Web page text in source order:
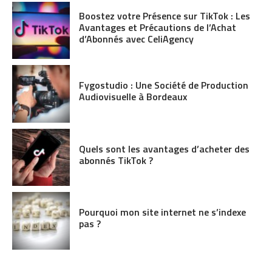
Boostez votre Présence sur TikTok : Les
Avantages et Précautions de l’Achat
d’Abonnés avec CeliAgency
Fygostudio : Une Société de Production
Audiovisuelle à Bordeaux
Quels sont les avantages d’acheter des
abonnés TikTok ?
Pourquoi mon site internet ne s’indexe
pas ?